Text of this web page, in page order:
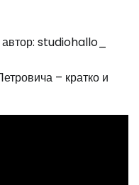
автор: studiohallo_